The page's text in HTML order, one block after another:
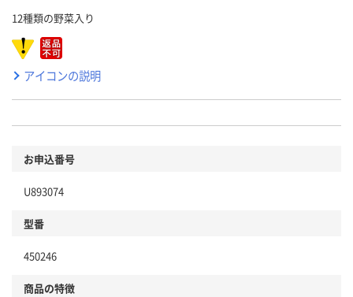
12種類の野菜入り
アイコンの説明
お申込番号
U893074
型番
450246
商品の特徴